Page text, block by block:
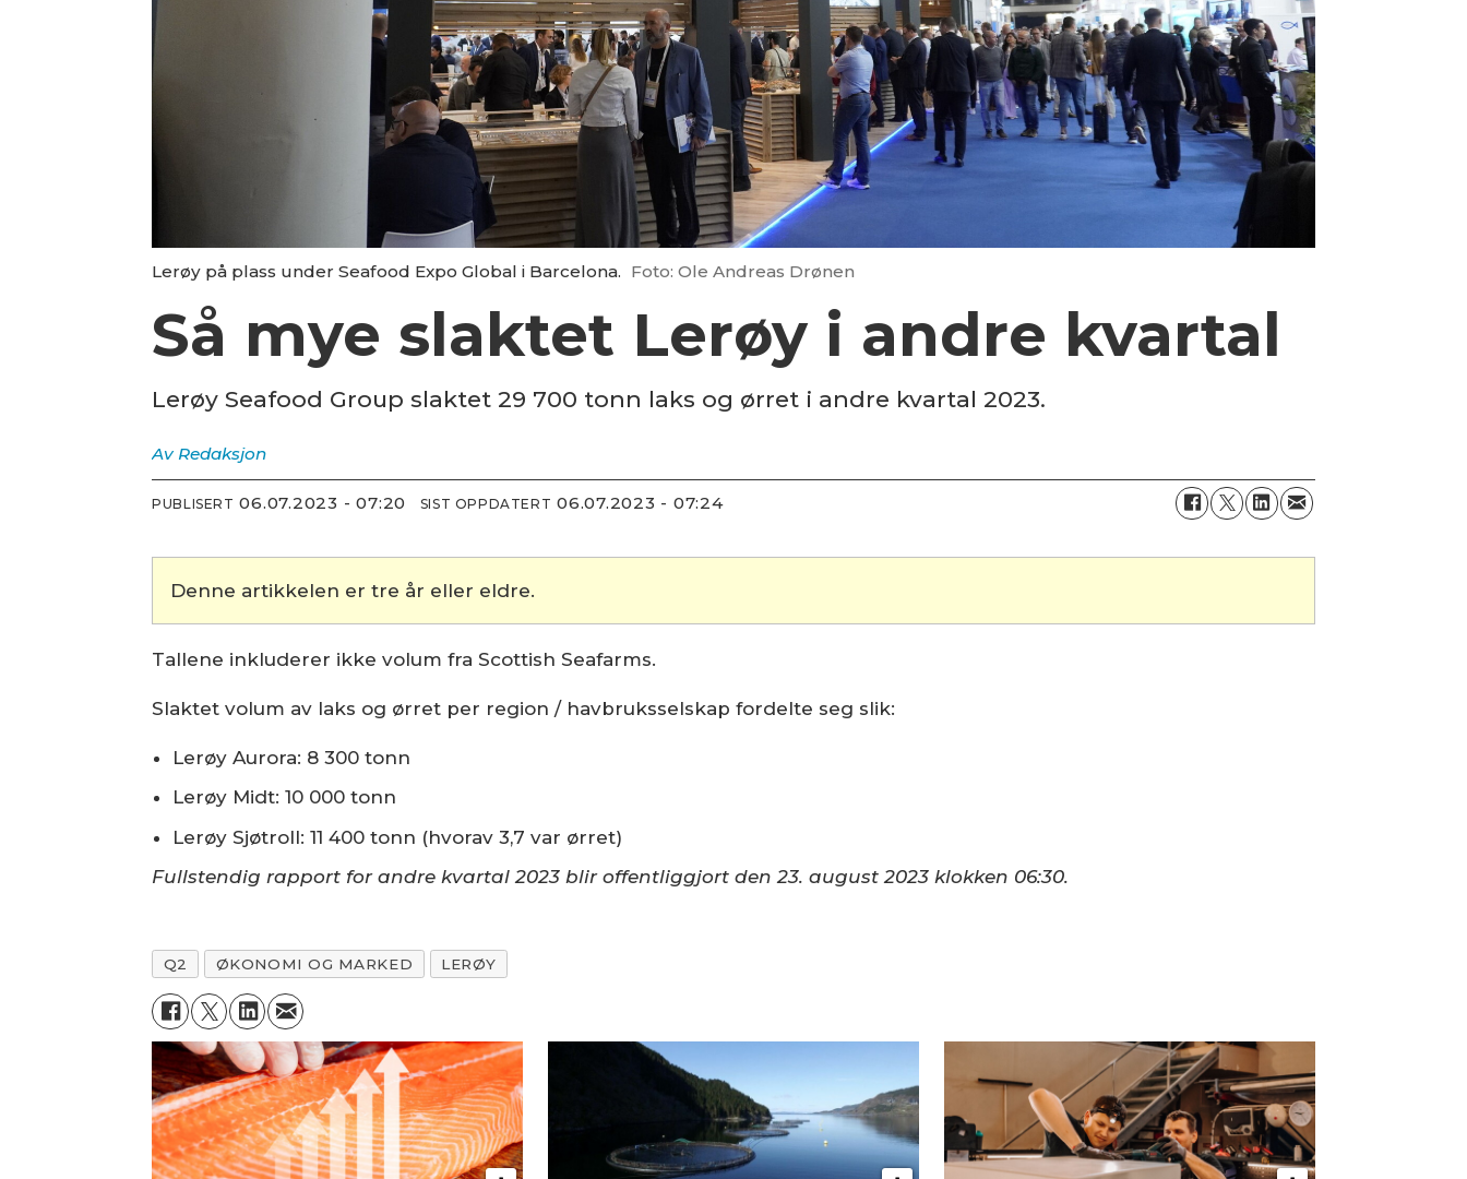
Lerøy på plass under Seafood Expo Global i Barcelona. Foto: Ole Andreas Drønen
Så mye slaktet Lerøy i andre kvartal
Lerøy Seafood Group slaktet 29 700 tonn laks og ørret i andre kvartal 2023.
Av Redaksjon
PUBLISERT 06.07.2023 - 07:20 SIST OPPDATERT 06.07.2023 - 07:24
Denne artikkelen er tre år eller eldre.
Tallene inkluderer ikke volum fra Scottish Seafarms.
Slaktet volum av laks og ørret per region / havbruksselskap fordelte seg slik:
Lerøy Aurora: 8 300 tonn
Lerøy Midt: 10 000 tonn
Lerøy Sjøtroll: 11 400 tonn (hvorav 3,7 var ørret)
Fullstendig rapport for andre kvartal 2023 blir offentliggjort den 23. august 2023 klokken 06:30.
Q2 ØKONOMI OG MARKED LERØY